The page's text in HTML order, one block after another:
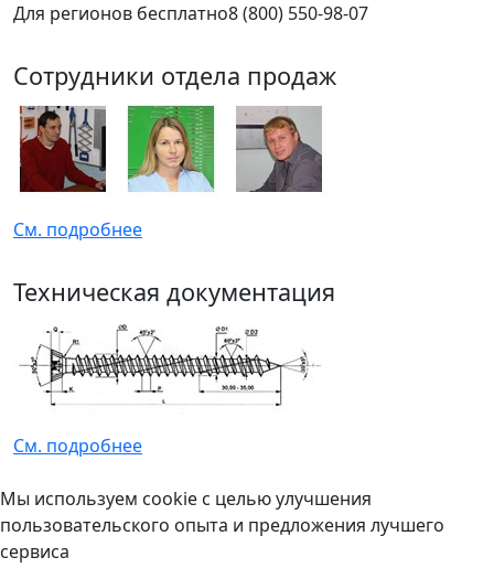
Для регионов бесплатно8 (800) 550-98-07
Сотрудники отдела продаж
См. подробнее
Техническая документация
См. подробнее
Мы используем cookie с целью улучшения
пользовательского опыта и предложения лучшего
сервиса